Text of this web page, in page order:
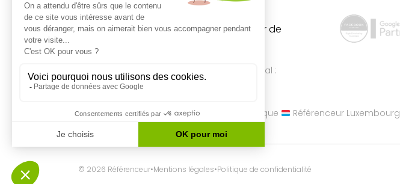
Accueil→SEO→Google : « Ne pas créer de
Qualité des campagnes en
marketing digital :
4.7/5 étoiles sur107clients
Référenceur France Référenceur Belgique Référenceur Luxembourg
© 2026 Référenceur•Mentions légales•Politique de confidentialité